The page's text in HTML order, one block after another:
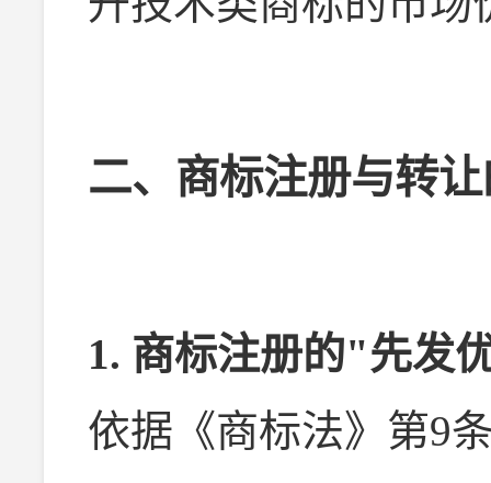
二、商标注册与转
1. 商标注册的"先发
依据《商标法》第9